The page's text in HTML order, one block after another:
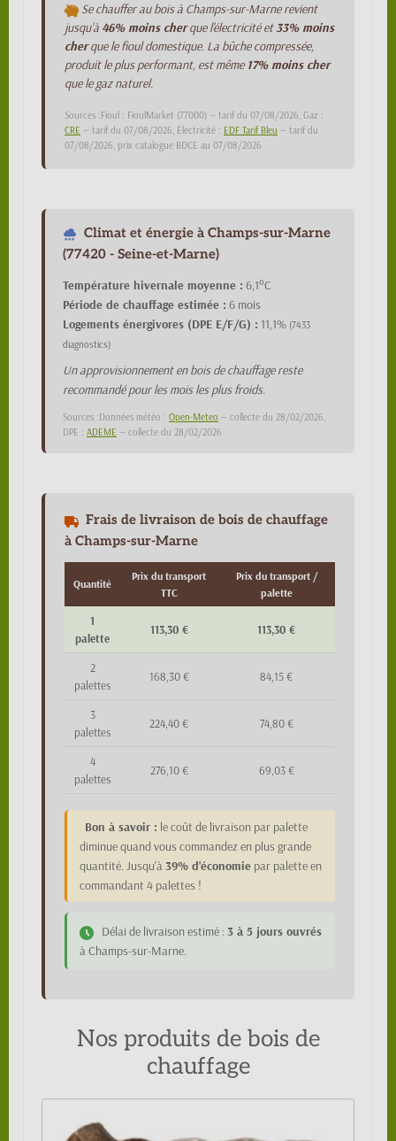
Se chauffer au bois à Champs-sur-Marne revient
jusqu'à 46% moins cherque l'électricité et33% moins
cherque le fioul domestique. La bûche compressée,
produit le plus performant, est même 17% moins cher
que le gaz naturel.
Sources :Fioul : FioulMarket (77000) — tarif du 07/08/2026, Gaz :
CRE — tarif du 07/08/2026, Électricité : EDF Tarif Bleu — tarif du
07/08/2026, prix catalogue BDCE au 07/08/2026
Climat et énergie à Champs-sur-Marne
(77420 - Seine-et-Marne)
Température hivernale moyenne : 6,1°C
Période de chauffage estimée : 6 mois
Logements énergivores (DPE E/F/G) : 11,1% (7433
diagnostics)
Un approvisionnement en bois de chauffage reste
recommandé pour les mois les plus froids.
Sources :Données météo : Open-Meteo — collecte du 28/02/2026,
DPE : ADEME — collecte du 28/02/2026
Frais de livraison de bois de chauffage
à Champs-sur-Marne
Quantité
Prix du transport
TTC
Prix du transport /
palette
1
palette
113,30 € 113,30 €
2
palettes
168,30 € 84,15 €
3
palettes
224,40 € 74,80 €
4
palettes
276,10 € 69,03 €
Bon à savoir : le coût de livraison par palette
diminue quand vous commandez en plus grande
quantité. Jusqu'à 39% d'économie par palette en
commandant 4 palettes !
Délai de livraison estimé : 3 à 5 jours ouvrés
à Champs-sur-Marne.
Nos produits de bois de
chauffage